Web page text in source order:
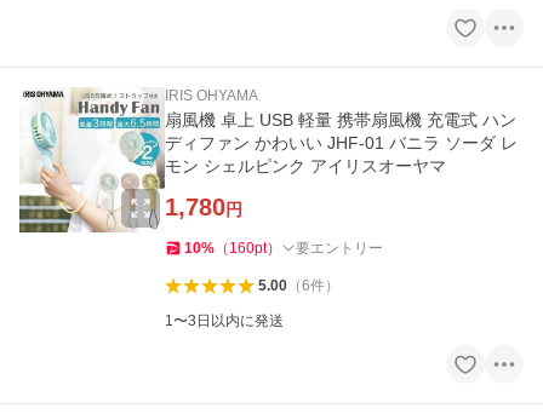
IRIS OHYAMA
扇風機 卓上 USB 軽量 携帯扇風機 充電式 ハン
ディファン かわいい JHF-01 バニラ ソーダ レ
モン シェルピンク アイリスオーヤマ
1,780円
10% （ 160pt） 要エントリー
5.00（6件）
1〜3日以内に発送